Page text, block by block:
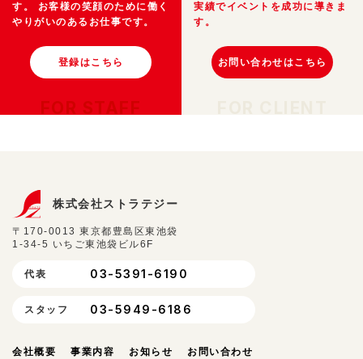
す。
お客様の笑顔のために働く
やりがいのあるお仕事です。
登録はこちら
実績でイベントを成功に導きま
す。
お問い合わせはこちら
株式会社ストラテジー
〒170-0013 東京都豊島区東池袋
1-34-5 いちご東池袋ビル6F
代表 03-5391-6190
スタッフ 03-5949-6186
会社概要 事業内容 お知らせ お問い合わせ